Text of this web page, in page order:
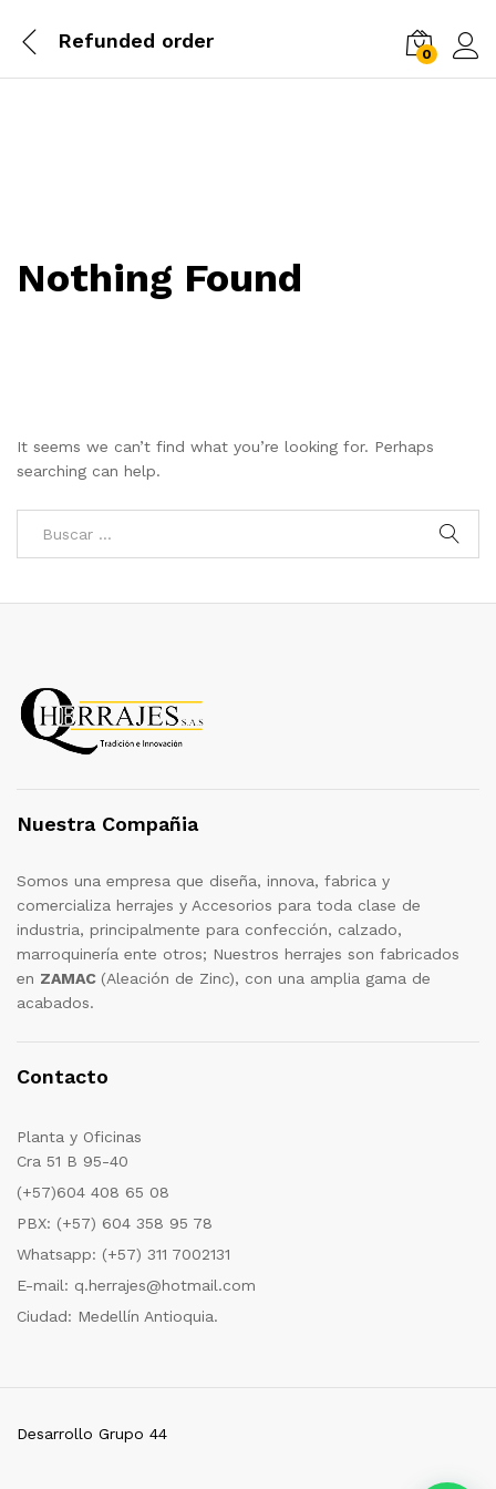
Refunded order
0
Nothing Found
It seems we can’t find what you’re looking for. Perhaps
searching can help.
Nuestra Compañia
Somos una empresa que diseña, innova, fabrica y
comercializa herrajes y Accesorios para toda clase de
industria, principalmente para confección, calzado,
marroquinería ente otros; Nuestros herrajes son fabricados
en ZAMAC (Aleación de Zinc), con una amplia gama de
acabados.
Contacto
Planta y Oficinas
Cra 51 B 95-40
(+57)604 408 65 08
PBX: (+57) 604 358 95 78
Whatsapp: (+57) 311 7002131
E-mail: q.herrajes@hotmail.com
Ciudad: Medellín Antioquia.
Desarrollo Grupo 44